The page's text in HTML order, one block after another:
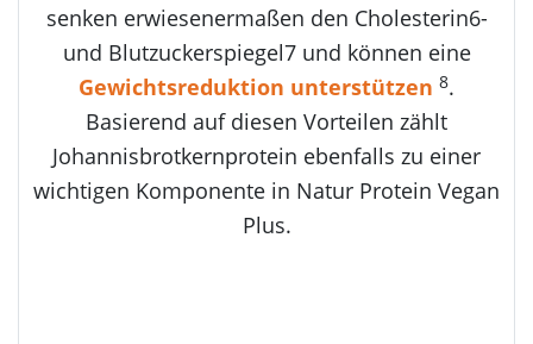
senken erwiesenermaßen den Cholesterin6-
und Blutzuckerspiegel7 und können eine
Gewichtsreduktion unterstützen 8.
Basierend auf diesen Vorteilen zählt
Johannisbrotkernprotein ebenfalls zu einer
wichtigen Komponente in Natur Protein Vegan
Plus.